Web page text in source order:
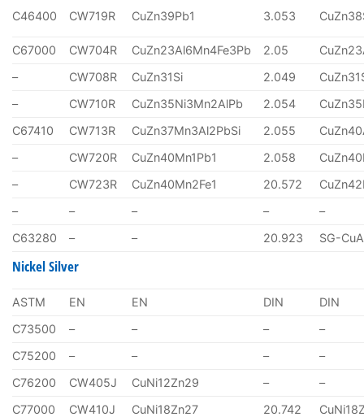
C46400 CW719R CuZn39Pb1 3.053
C67000 CW704R CuZn23Al6Mn4Fe3Pb 2.05
–
CW708R CuZn31Si 2.049
–
CW710R CuZn35Ni3Mn2AlPb 2.054
C67410
CW713R CuZn37Mn3Al2PbSi 2.055
–
CW720R CuZn40Mn1Pb1 2.058
–
CW723R CuZn40Mn2Fe1 20.572
–
– – –
–
C63280
– – 20.923 SG-
Nickel Silver
ASTM EN EN DIN
DIN
C73500
– – –
–
C75200
– – –
–
C76200
CW405J CuNi12Zn29 –
–
C77000
CW410J CuNi18Zn27 20.742